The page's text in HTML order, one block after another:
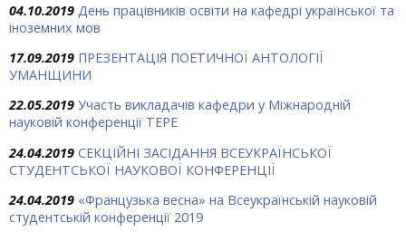
04.10.2019 День працівників освіти на кафедрі української та
іноземних мов
17.09.2019 ПРЕЗЕНТАЦІЯ ПОЕТИЧНОЇ АНТОЛОГІЇ
УМАНЩИНИ
22.05.2019 Участь викладачів кафедри у Міжнародній
науковій конференції ТЕРЕ
24.04.2019 СЕКЦІЙНІ ЗАСІДАННЯ ВСЕУКРАЇНСЬКОЇ
СТУДЕНТСЬКОЇ НАУКОВОЇ КОНФЕРЕНЦІЇ
24.04.2019 «Французька весна» на Всеукраїнській науковій
студентській конференції 2019